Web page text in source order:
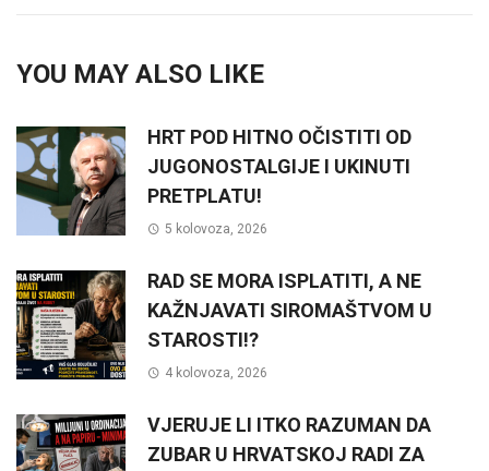
YOU MAY ALSO LIKE
HRT POD HITNO OČISTITI OD
JUGONOSTALGIJE I UKINUTI
PRETPLATU!
5 kolovoza, 2026
RAD SE MORA ISPLATITI, A NE
KAŽNJAVATI SIROMAŠTVOM U
STAROSTI!?
4 kolovoza, 2026
VJERUJE LI ITKO RAZUMAN DA
ZUBAR U HRVATSKOJ RADI ZA